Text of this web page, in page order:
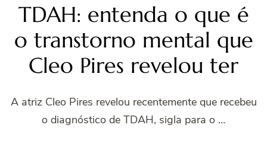
TDAH: entenda o que é
o transtorno mental que
Cleo Pires revelou ter
A atriz Cleo Pires revelou recentemente que recebeu
o diagnóstico de TDAH, sigla para o …